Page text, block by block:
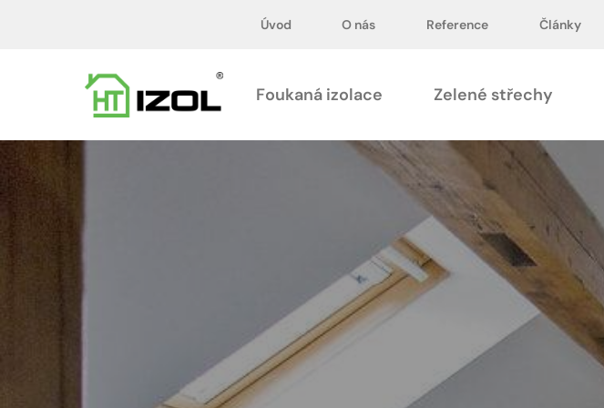
Služby Reference
Úvod O nás Reference Články
Foukaná izolace Zelené střechy